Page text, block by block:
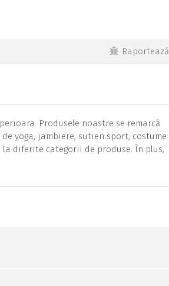
Raportează
Produsele noastre se remarcă
yoga, jambiere, sutien sport, costume
la diferite categorii de produse. În plus,